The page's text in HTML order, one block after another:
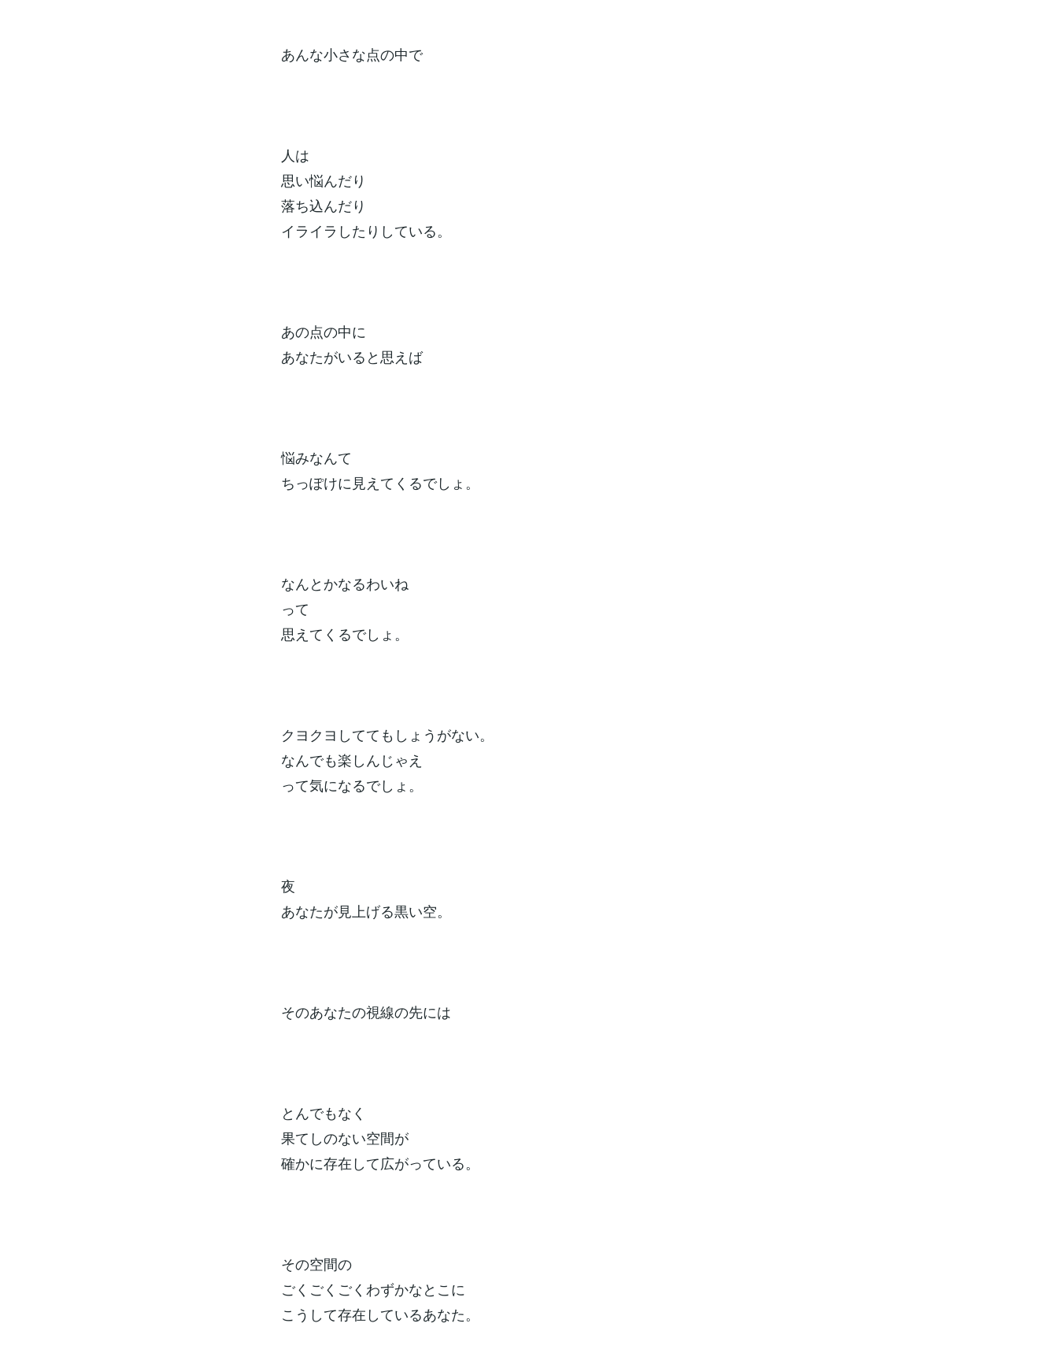
あんな小さな点の中で
人は
思い悩んだり
落ち込んだり
イライラしたりしている。
あの点の中に
あなたがいると思えば
悩みなんて
ちっぽけに見えてくるでしょ。
なんとかなるわいね
って
思えてくるでしょ。
クヨクヨしててもしょうがない。
なんでも楽しんじゃえ
って気になるでしょ。
夜
あなたが見上げる黒い空。
そのあなたの視線の先には
とんでもなく
果てしのない空間が
確かに存在して広がっている。
その空間の
ごくごくごくわずかなとこに
こうして存在しているあなた。